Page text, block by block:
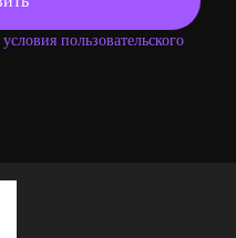
условия пользовательского